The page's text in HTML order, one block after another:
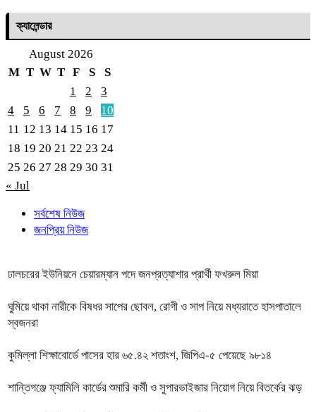
ক্যালেন্ডার
August 2026
M T W T F S
S
1
2
3
4
5 6 7 8 9
10
11 12 13 14 15 16 17
18 19 20 21 22 23 24
25 26 27 28 29 30 31
« Jul
সর্বশেষ নিউজ
জনপ্রিয় নিউজ
ঢালচরের ইউনিয়নে চেয়ারম্যান পদে জনপ্রত্যাশার প্রার্থী ফখরুল মিয়া
ঘুমিয়ে থাকা নারীকে বিষধর সাপের ছোবল, রোগী ও সাপ নিয়ে মধ্যরাতে হাসপাতালে
স্বজনরা
কুমিল্লা শিক্ষাবোর্ডে পাসের হার ৬৫.৪২ শতাংশ, জিপিএ-৫ পেয়েছে ৯৮১৪
শান্তিগঞ্জে ফ্যামিলি কার্ডের শুমারি কর্মী ও সুপারভাইজার নিয়োগ নিয়ে বিতর্কের ঝড়